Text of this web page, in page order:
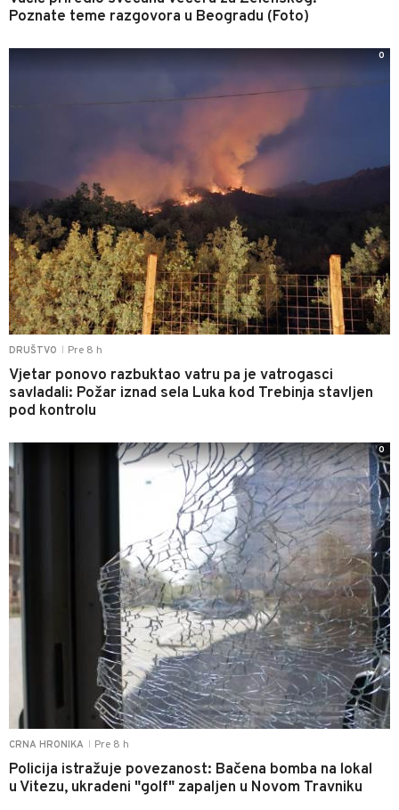
Poznate teme razgovora u Beogradu (Foto)
DRUŠTVO Pre 8 h
Vjetar ponovo razbuktao vatru pa je vatrogasci
savladali: Požar iznad sela Luka kod Trebinja stavljen
pod kontrolu
0
CRNA HRONIKA Pre 8 h
Policija istražuje povezanost: Bačena bomba na lokal
u Vitezu, ukradeni "golf" zapaljen u Novom Travniku
0